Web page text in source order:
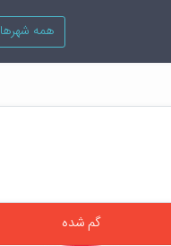
همه شهرها
گم شده